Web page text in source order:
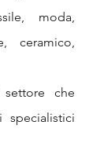
moda,
ceramico,
che
specialistici